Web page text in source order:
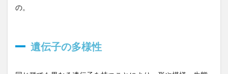
る種
の。
遺伝子の多様性